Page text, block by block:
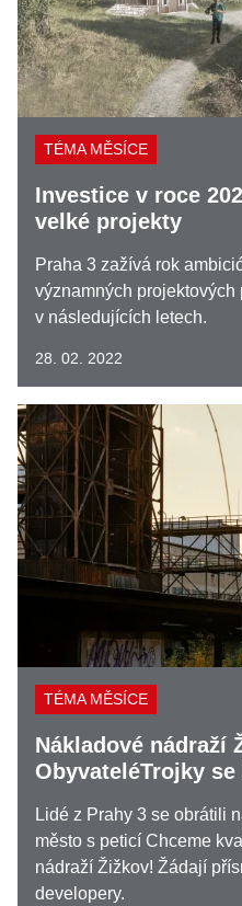
TÉMA MĚSÍCE
Investice v roce
velké projekty
Praha 3 zažívá rok
významných
v následujících letech.
28. 02. 2022
TÉMA MĚSÍCE
Nákladové nádraží
ObyvateléTrojky
Lidé z Prahy 3 se obrátili
město s peticí Chceme
nádraží Žižkov! Žádají
developery.